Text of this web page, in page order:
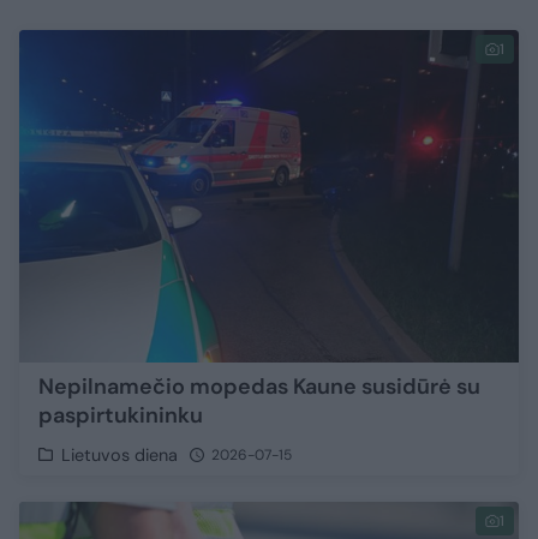
1
Nepilnamečio mopedas Kaune susidūrė su
paspirtukininku
Lietuvos diena 2026-07-15
1